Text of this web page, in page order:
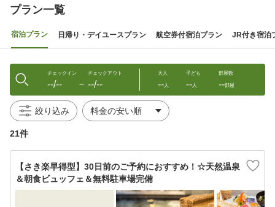
プラン一覧
宿泊プラン 日帰り・デイユースプラン 航空券付宿泊プラン JR付き宿泊
チェックイン
--/-- 〜
チェックアウト
--/--
大人
--人
子ども
--人
部屋数
--部屋
絞り込み
21件
【さき楽早得型】30日前のご予約におすすめ！☆天然温泉
＆朝食ビュッフェ＆無料駐車場完備